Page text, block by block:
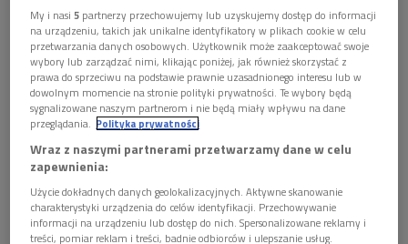
Wersal Foto: Tomasz Lina/East News
My i nasi5 partnerzy przechowujemy lub uzyskujemy dostęp do informacji
na urządzeniu, takich jak unikalne identyfikatory w plikach cookie w celu
przetwarzania danych osobowych. Użytkownik może zaakceptować swoje
wybory lub zarządzać nimi, klikając poniżej, jak również skorzystać z
prawa do sprzeciwu na podstawie prawnie uzasadnionego interesu lub w
dowolnym momencie na stronie polityki prywatności. Te wybory będą
sygnalizowane naszym partnerom i nie będą miały wpływu na dane
przeglądania. Polityka prywatności
Wraz z naszymi partnerami przetwarzamy dane w celu
zapewnienia:
Użycie dokładnych danych geolokalizacyjnych. Aktywne skanowanie
charakterystyki urządzenia do celów identyfikacji. Przechowywanie
informacji na urządzeniu lub dostęp do nich. Spersonalizowane reklamy i
treści, pomiar reklam i treści, badnie odbiorców i ulepszanie usług.